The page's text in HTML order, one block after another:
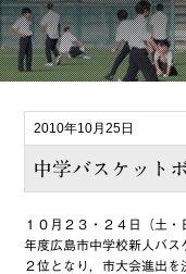
2010年10月25日
中学バスケット
１０月２３・２４日（土
年度広島市中学校新人バス
２位となり，市大会進出